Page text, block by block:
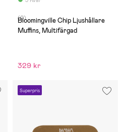
(0)
Bloomingville Chip Ljushållare
Muffins, Multifärgad
329 kr
Superpris